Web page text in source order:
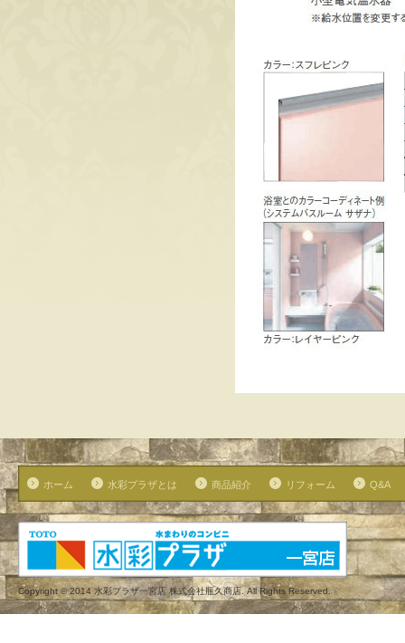
ホーム 水彩プラザとは 商品紹介 リフォーム Q&A
Copyright © 2014 水彩プラザ一宮店 株式会社瓶久商店. All Rights Reserved.